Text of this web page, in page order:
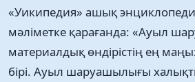
«Уикипедия» ашық
мəліметке қарағанда: «Ауыл
материалдық өндірістің ең
бірі. Ауыл шаруашылығы